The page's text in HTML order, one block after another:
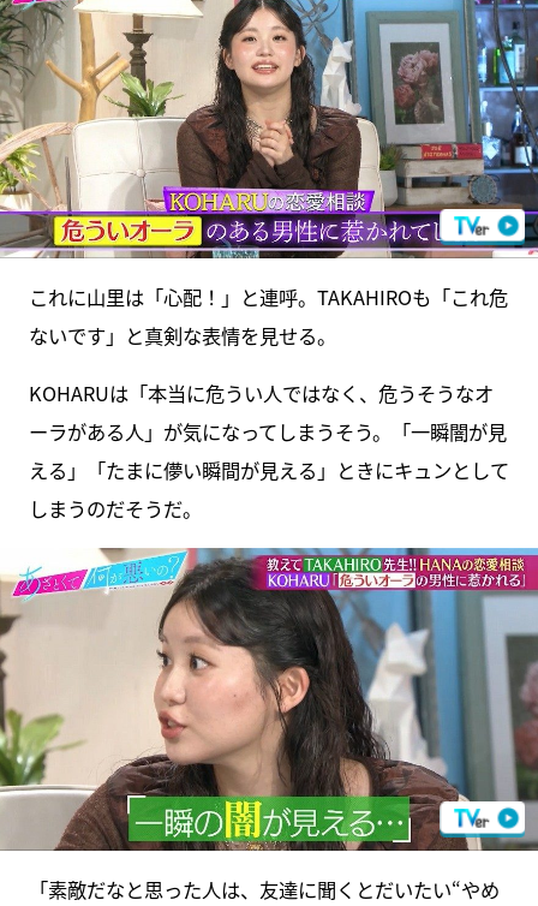
これに山里は「心配！」と連呼。TAKAHIROも「これ危
ないです」と真剣な表情を見せる。
KOHARUは「本当に危うい人ではなく、危うそうなオ
ーラがある人」が気になってしまうそう。「一瞬闇が見
える」「たまに儚い瞬間が見える」ときにキュンとして
しまうのだそうだ。
「素敵だなと思った人は、友達に聞くとだいたい“やめ